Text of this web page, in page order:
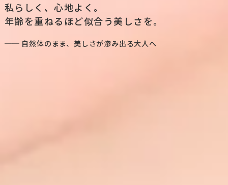
私らしく、心地よく。
年齢を重ねるほど似合う美しさを。
── 自然体のまま、美しさが滲み出る大人へ